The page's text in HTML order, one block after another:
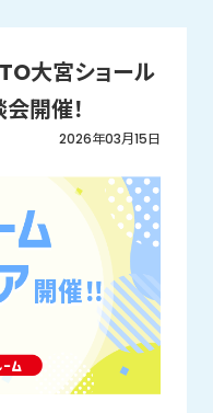
大宮ショール
開催！
2026年03月15日